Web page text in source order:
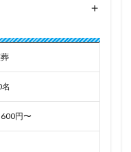
+
円〜